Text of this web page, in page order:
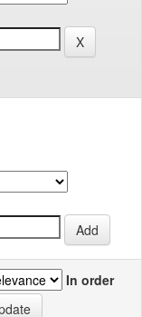
In order